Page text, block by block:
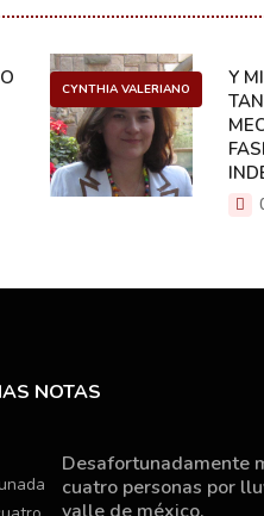
CYNTHIA VALERIANO
Y
NOTAS
Desafortunadamente
cuatro personas por